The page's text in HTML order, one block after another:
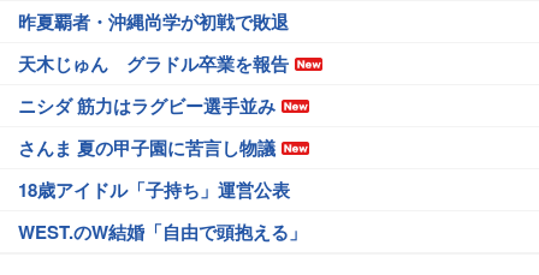
昨夏覇者・沖縄尚学が初戦で敗退
天木じゅん グラドル卒業を報告
ニシダ 筋力はラグビー選手並み
さんま 夏の甲子園に苦言し物議
18歳アイドル「子持ち」運営公表
WEST.のW結婚「自由で頭抱える」